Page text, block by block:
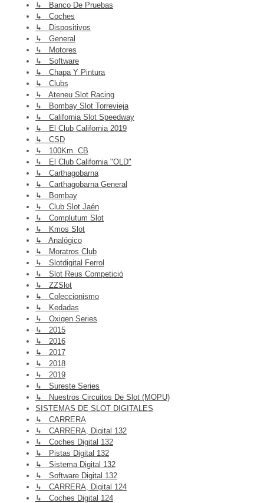
↳ Banco De Pruebas
↳ Coches
↳ Dispositivos
↳ General
↳ Motores
↳ Software
↳ Chapa Y Pintura
↳ Clubs
↳ Ateneu Slot Racing
↳ Bombay Slot Torrevieja
↳ California Slot Speedway
↳ El Club California 2019
↳ CSD
↳ 100Km. CB
↳ El Club California "OLD"
↳ Carthagobarna
↳ Carthagobarna General
↳ Bombay
↳ Club Slot Jaén
↳ Complutum Slot
↳ Kmos Slot
↳ Analógico
↳ Moratros Club
↳ Slotdigital Ferrol
↳ Slot Reus Competició
↳ ZZSlot
↳ Coleccionismo
↳ Kedadas
↳ Oxigen Series
↳ 2015
↳ 2016
↳ 2017
↳ 2018
↳ 2019
↳ Sureste Series
↳ Nuestros Circuitos De Slot (MOPU)
SISTEMAS DE SLOT DIGITALES
↳ CARRERA
↳ CARRERA, Digital 132
↳ Coches Digital 132
↳ Pistas Digital 132
↳ Sistema Digital 132
↳ Software Digital 132
↳ CARRERA, Digital 124
↳ Coches Digital 124